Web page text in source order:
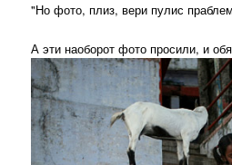
"Но фото, плиз, вери пулис
А эти наоборот фото просили, и